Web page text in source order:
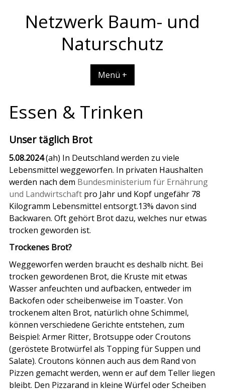
contentNetzwerk Baum- und
Naturschutz
Menü +
Essen & Trinken
Unser täglich Brot
5.08.2024(ah) In Deutschland werden zu viele
Lebensmittel weggeworfen. In privaten Haushalten
werden nach dem Bundesministerium für Ernährung
und Landwirtschaftpro Jahr und Kopf ungefähr 78
Kilogramm Lebensmittel entsorgt.13% davon sind
Backwaren. Oft gehört Brot dazu, welches nur etwas
trocken geworden ist.
Trockenes Brot?
Weggeworfen werden braucht es deshalb nicht. Bei
trocken gewordenen Brot, die Kruste mit etwas
Wasser anfeuchten und aufbacken, entweder im
Backofen oder scheibenweise im Toaster. Von
trockenem alten Brot, natürlich ohne Schimmel,
können verschiedene Gerichte entstehen, zum
Beispiel: Armer Ritter, Brotsuppe oder Croutons
(geröstete Brotwürfel als Topping für Suppen und
Salate). Croutons können auch aus dem Rand von
Pizzen gemacht werden, wenn er auf dem Teller liegen
bleibt. Den Pizzarand in kleine Würfel oder Scheiben